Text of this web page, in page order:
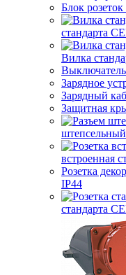
Блок
стандарта
Вилка
Зарядное
Зарядный
Защитная
встроенная
Розетка
IP44
стандарта